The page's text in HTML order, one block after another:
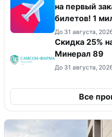
на первый
билетов! 1
До 31 августа,
Скидка 25%
Минерал 89
До 31 августа,
Все